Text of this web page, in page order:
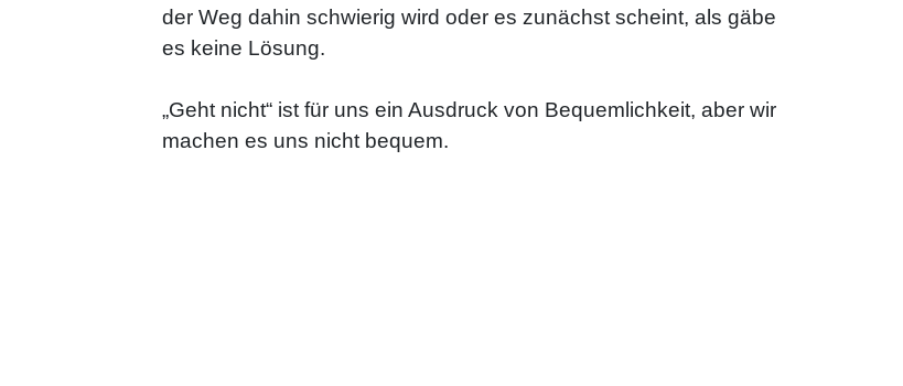
der Weg dahin schwierig wird oder es zunächst scheint, als gäbe
es keine Lösung.
„Geht nicht“ ist für uns ein Ausdruck von Bequemlichkeit, aber wir
machen es uns nicht bequem.